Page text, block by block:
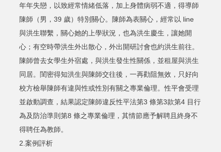
年年失戀，以致經常情緒低落，加上身體病弱不適，得導師
陳師（男，39 歲）特別關心。陳師為表關心，經常以 line
與洪生聯繫，關心她的上學狀況，也為洪生慶生，讓她開
心；有空時帶洪生外出散心，外出開研討會也約洪生前往。
陳師曾去女學生外宿處，與洪生發生性關係，並租屋與洪生
同居。閨密得知洪生與陳師交往後，一再勸阻無效，只好向
校方檢舉陳師有違與性或性別有關之專業倫理。性平會受理
並啟動調查，結果認定陳師違反性平法第3 條第3款第4 目行
為及防治準則第8 條之專業倫理，其情節應予解聘且終身不
得聘任為教師。
2.案例評析